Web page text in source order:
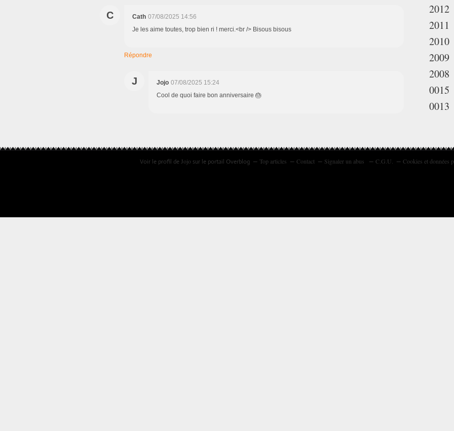
C Cath 07/08/2025 14:56
Je les aime toutes, trop bien ri ! merci.<br /> Bisous bisous
Répondre
J Jojo 07/08/2025 15:24
Cool de quoi faire bon anniversaire 🎂
2012
2011
2010
2009
2008
0015
0013
Voir le profil de Jojo sur le portail Overblog Top articles Contact Signaler un abus C.G.U. Cookies et données